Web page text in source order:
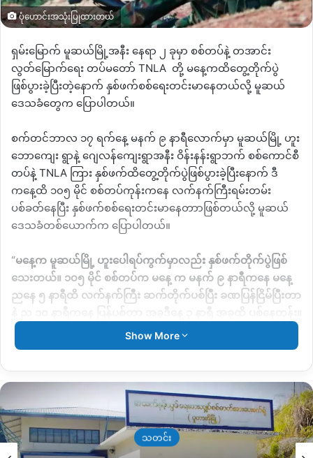
ပုံဟောင်းအသုံးပြုထားတယ်
ရှမ်းမြောက် မူဆယ်မြို့အနီး နေရာ ၂ ခုမှာ စစ်တပ်နဲ့ တအာင်း
လွတ်မြောက်ရေး တပ်မတော် TNLA တို့ မနေ့ကထိတွေ့တိုက်ပွဲ
ဖြစ်ပွားခဲ့ပြီးတဲ့နောက် နှစ်ဖက်စစ်ရေးတင်းမာနေတယ်လို့ မူဆယ်
ဒေသခံတွေက ပြောပါတယ်။
စက်တင်ဘာလ ၁၇ ရက်နေ့ မနက် ၉ နာရီလောက်မှာ မူဆယ်မြို့ ဟူး
ဘောကျေး ရွာနဲ့ ဂျေလန်ကျေးရွာအနီး ဝိန်းနန်းရွာဘက် စစ်ကောင်စီ
တပ်နဲ့ TNLA ကြား နှစ်ဖက်ထိတွေ့တိုက်ပွဲဖြစ်ပွားခဲ့ပြီးနောက် ဒီ
ကနေ့ထိ ၁၀၅ မိုင် စစ်တပ်ကုန်းကနေ လက်နက်ကြီးရမ်းတမ်း
ပစ်ခတ်နေပြီး နှစ်ဖက်စစ်ရေးတင်းမာနေတာာဖြစ်တယ်လို့ မူဆယ်
ဒေသခံတစ်ယောက်က ပြောပါတယ်။
“မနေ့က မူဆယ်မြို့ ဟူးပေါရပ်ကွက်မှာလည်း နှစ်ဖက်တိုက်ပွဲဖြစ်
သေးတယ်။ ၁၀၅ မိုင် စစ်တပ်က မနေ့ က မနက် ၉ နာရီကနေ မနေ့
ညနေ ၅ နာရီထိ လက်နက်ကြီး ဆက်တိုက်ပစ်ပြီး ခဏပြန်ငြိမ်ပြီးတာ
TNLA
ယူဆရတဲ့နေရာတိုင်း
ဆယ်ဒေသခံအမျိုးသား တစ်ဦးက ပြောပါတယ်။
စက်တင်ဘာလ ၁၇ ရက်နေ့ ဖြစ်ပွားခဲ့တဲ့တိုက်ပွဲမှာ စစ်ကောင်စီတပ်
ပြည်သူ့စစ်တပ်သား ၁ ဦးသေဆုံးပြီး ထိခိုက်ဒဏ်ရာ
ရသူအများအပြား မူဆယ်ဆေးရုံမှာပို့ ဆောင်ထားကြတယ်လို့ သူက
ပြောပါတယ်။
Show More
သတင်း